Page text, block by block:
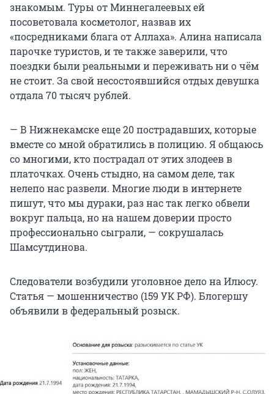
знакомым. Туры от Миннегалеевых ей
посоветовала косметолог, назвав их
«посредниками блага от Аллаха». Алина написала
парочке туристов, и те также заверили, что
поездки были реальными и переживать ни о чём
не стоит. За свой несостоявшийся отдых девушка
отдала 70 тысяч рублей.
— В Нижнекамске еще 20 пострадавших, которые
вместе со мной обратились в полицию. Я общаюсь
со многими, кто пострадал от этих злодеев в
платочках. Очень стыдно, на самом деле, так
нелепо нас развели. Многие люди в интернете
пишут, что мы дураки, раз нас так легко обвели
вокруг пальца, но на нашем доверии просто
профессионально сыграли, — сокрушалась
Шамсутдинова.
Следователи возбудили уголовное дело на Илюсу.
Статья — мошенничество (159 УК РФ). Блогершу
объявили в федеральный розыск.